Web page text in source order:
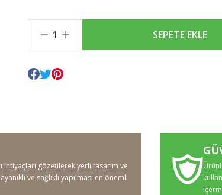
SEPETE EKLE
ihtiyaçları gözetilerek yerli tasarım ve
ve sağlıklı yapılması en önemli